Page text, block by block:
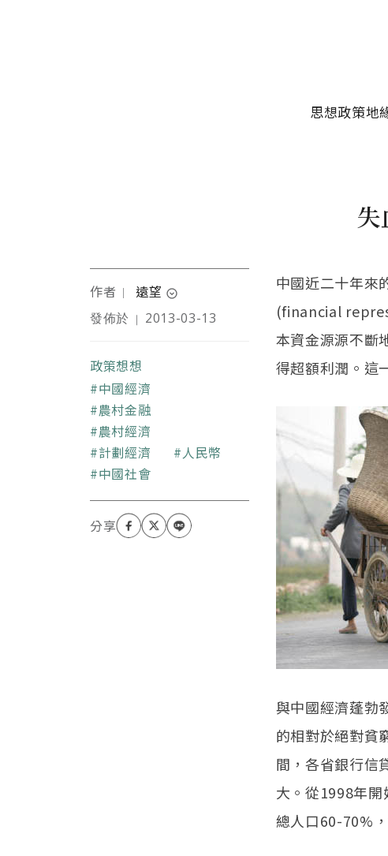
思想政策地
失
作者 ｜ 遠望 expand_circle_down
澳洲華裔財經學者，專長
轉型以及全球化政經等議
題。
發佈於 ｜ 2013-03-13
政策想想
關鍵字
中國經濟
農村金融
農村經濟
計劃經濟
人民幣
中國社會
中國近二十年來
(financial
本資金源源不斷
得超額利潤。這
與中國經濟蓬勃
的相對於絕對貧
間，各省銀行信
大。從1998年
總人口60-70%